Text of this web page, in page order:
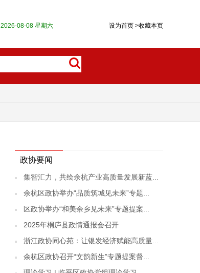
设为首页 >收藏本页
2026-08-08 星期六
政协要闻
集智汇力，共绘余杭产业高质量发展新蓝...
余杭区政协举办“品质筑城见未来”专题...
区政协举办“和美余乡见未来”专题提案...
2025年桐庐县政情通报会召开
浙江政协同心苑：让银发经济赋能高质量...
余杭区政协召开“文韵新生”专题提案督...